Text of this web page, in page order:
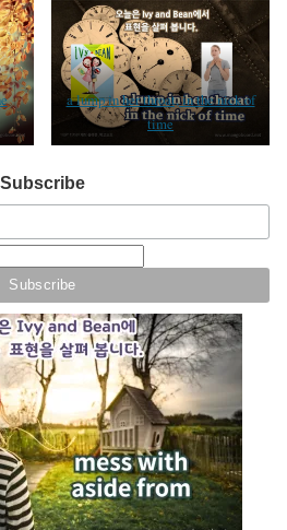
a lump in her throat, in the nick of
time
Subscribe